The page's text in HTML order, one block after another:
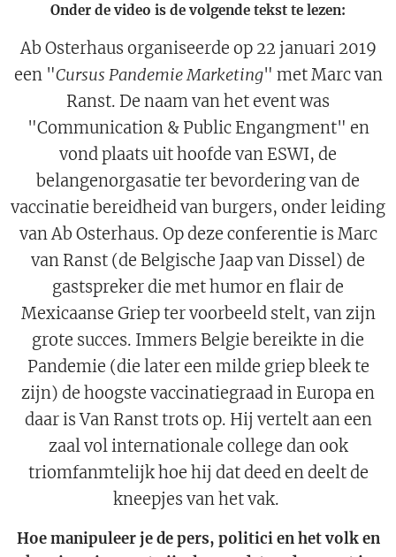
Onder de video is de volgende tekst te lezen:
Ab Osterhaus organiseerde op 22 januari 2019
een "Cursus Pandemie Marketing" met Marc van
Ranst. De naam van het event was
"Communication & Public Engangment" en
vond plaats uit hoofde van ESWI, de
belangenorgasatie ter bevordering van de
vaccinatie bereidheid van burgers, onder leiding
van Ab Osterhaus. Op deze conferentie is Marc
van Ranst (de Belgische Jaap van Dissel) de
gastspreker die met humor en flair de
Mexicaanse Griep ter voorbeeld stelt, van zijn
grote succes. Immers Belgie bereikte in die
Pandemie (die later een milde griep bleek te
zijn) de hoogste vaccinatiegraad in Europa en
daar is Van Ranst trots op. Hij vertelt aan een
zaal vol internationale college dan ook
triomfanmtelijk hoe hij dat deed en deelt de
kneepjes van het vak.
Hoe manipuleer je de pers, politici en het volk en